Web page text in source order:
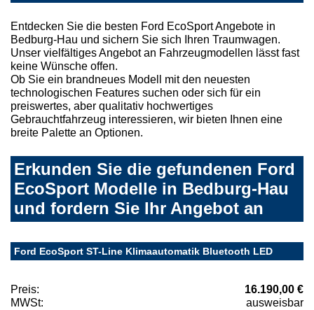
Entdecken Sie die besten Ford EcoSport Angebote in
Bedburg-Hau und sichern Sie sich Ihren Traumwagen.
Unser vielfältiges Angebot an Fahrzeugmodellen lässt fast
keine Wünsche offen.
Ob Sie ein brandneues Modell mit den neuesten
technologischen Features suchen oder sich für ein
preiswertes, aber qualitativ hochwertiges
Gebrauchtfahrzeug interessieren, wir bieten Ihnen eine
breite Palette an Optionen.
Erkunden Sie die gefundenen Ford
EcoSport Modelle in Bedburg-Hau
und fordern Sie Ihr Angebot an
Ford EcoSport ST-Line Klimaautomatik Bluetooth LED
Preis:
16.190,00 €
MWSt:
ausweisbar